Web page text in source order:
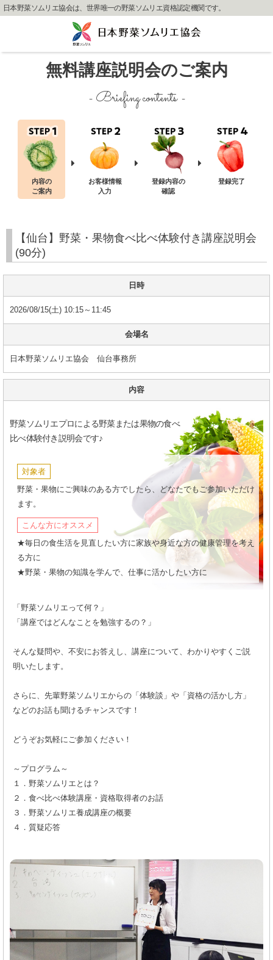
日本野菜ソムリエ協会は、世界唯一の野菜ソムリエ資格認定機関です。
無料講座説明会のご案内
- Briefing contents -
内容の
ご案内
お客様情報
入力
登録内容の
確認
登録完了
【仙台】野菜・果物食べ比べ体験付き講座説明会
(90分)
日時
2026/08/15(土) 10:15～11:45
会場名
日本野菜ソムリエ協会 仙台事務所
内容
野菜ソムリエプロによる野菜または果物の食べ
比べ体験付き説明会です♪
対象者
野菜・果物にご興味のある方でしたら、どなたでもご参加いただけ
ます。
こんな方にオススメ
★毎日の食生活を見直したい方に家族や身近な方の健康管理を考え
る方に
★野菜・果物の知識を学んで、仕事に活かしたい方に
「野菜ソムリエって何？」
「講座ではどんなことを勉強するの？」
そんな疑問や、不安にお答えし、講座について、わかりやすくご説
明いたします。
さらに、先輩野菜ソムリエからの「体験談」や「資格の活かし方」
などのお話も聞けるチャンスです！
どうぞお気軽にご参加ください！
～プログラム～
１．野菜ソムリエとは？
２．食べ比べ体験講座・資格取得者のお話
３．野菜ソムリエ養成講座の概要
４．質疑応答